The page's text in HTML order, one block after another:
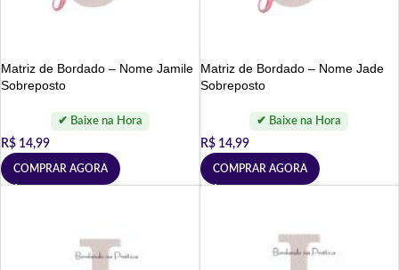
Matriz de Bordado – Nome Jamile
Sobreposto
R$ 14,99
COMPRAR AGORA
Matriz de Bordado – Nome Jade
Sobreposto
R$14,99
COMPRAR AGORA